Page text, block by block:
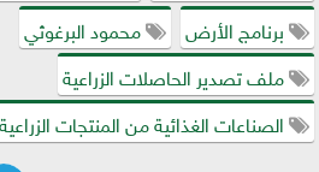
برنامج الأرض
محمود البرغوثي
ملف تصدير الحاصلات الزراعية
الصناعات الغذائية من المنتجات الزراعية